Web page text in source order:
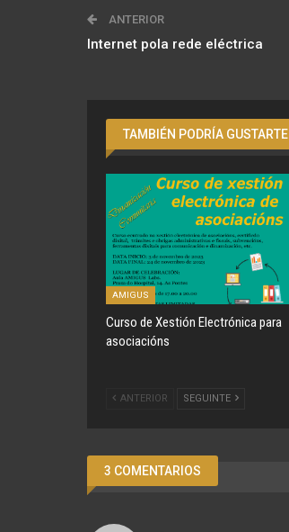
ANTERIOR
Internet pola rede eléctrica
TAMBIÉN PODRÍA GUSTARTE
AMIGUS
Curso de Xestión Electrónica para
asociacións
ANTERIOR SEGUINTE
3 COMENTARIOS